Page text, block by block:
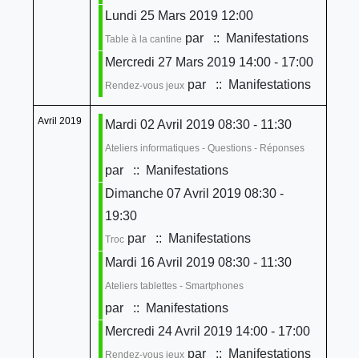
Lundi 25 Mars 2019 12:00
Table à la cantine par
:: Manifestations
Mercredi 27 Mars 2019 14:00 - 17:00
Rendez-vous jeuxpar :: Manifestations
Avril 2019 Mardi 02 Avril 2019 08:30 - 11:30
Ateliers informatiques - Questions - Réponses
par
:: Manifestations
Dimanche 07 Avril 2019 08:30 -
19:30
Trocpar
:: Manifestations
Mardi 16 Avril 2019 08:30 - 11:30
Ateliers tablettes - Smartphones
par
:: Manifestations
Mercredi 24 Avril 2019 14:00 - 17:00
Rendez-vous jeuxpar
:: Manifestations